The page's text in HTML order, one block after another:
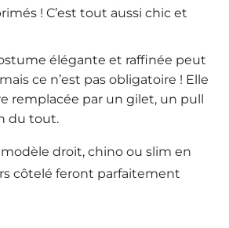
! C’est tout aussi chic et
élégante et raffinée peut
ce n’est pas obligatoire ! Elle
remplacée par un gilet, un pull
du tout.
droit, chino ou slim en
côtelé feront parfaitement